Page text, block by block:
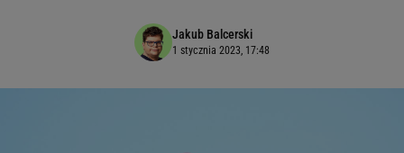
Jakub Balcerski
1 stycznia 2023, 17:48